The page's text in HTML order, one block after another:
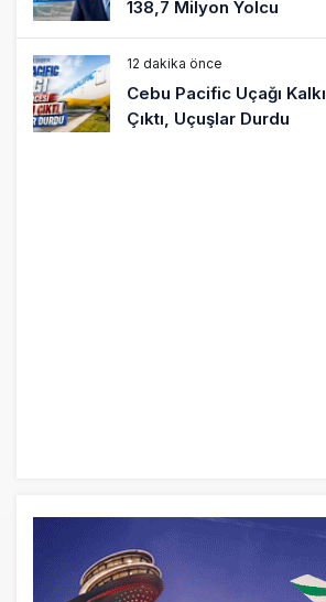
138,7 Milyon Yolcu
12 dakika önce
Cebu Pacific Uçağı
Çıktı, Uçuşlar Durdu